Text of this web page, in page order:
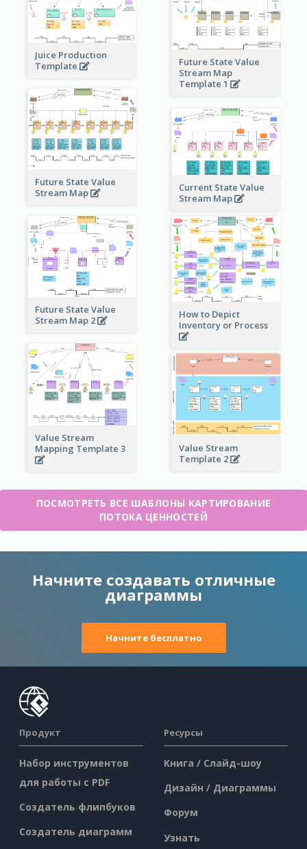
Juice Production
Template
Future State Value
Stream Map
Template 1
Future State Value
Stream Map
Current State Value
Stream Map
Future State Value
Stream Map 2
How to Depict
Inventory or Process
Value Stream
Mapping Template 3
Value Stream
Template 2
ПОСМОТРЕТЬ ВСЕ ШАБЛОНЫ КАРТИРОВАНИЕ
ПОТОКА ЦЕННОСТЕЙ
Начните создавать отличные
диаграммы
Начните бесплатно
Продукт
Набор инструментов
для работы с PDF
Создатель флипбуков
Создатель диаграмм
Ресурсы
Книга / Слайд-шоу
Дизайн / Диаграммы
Форум
Узнать